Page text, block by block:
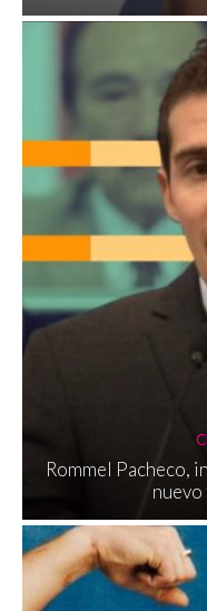
Rommel Pacheco,